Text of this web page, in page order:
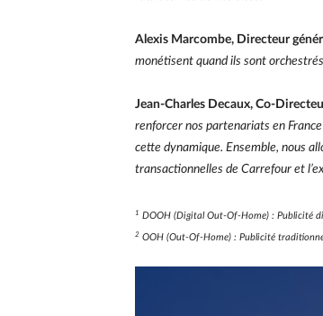
Alexis Marcombe, Directeur
monétisent quand ils sont
Jean-Charles Decaux, Co-
renforcer nos partenariats en
cette dynamique. Ensemble, nous
transactionnelles de Carrefour et
1 DOOH (Digital Out-Of-Home) : Publicité
2 OOH (Out-Of-Home) : Publicité